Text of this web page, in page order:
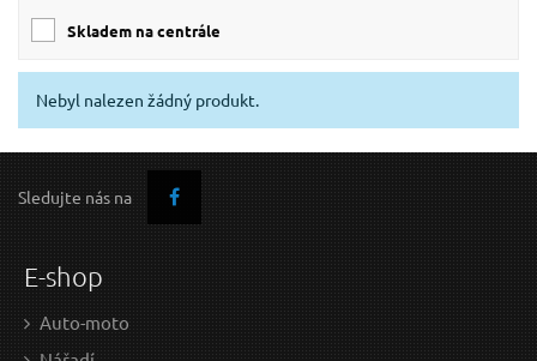
skladem na centrále
Nebyl nalezen žádný produkt.
Sledujte nás na
E-shop
Auto-moto